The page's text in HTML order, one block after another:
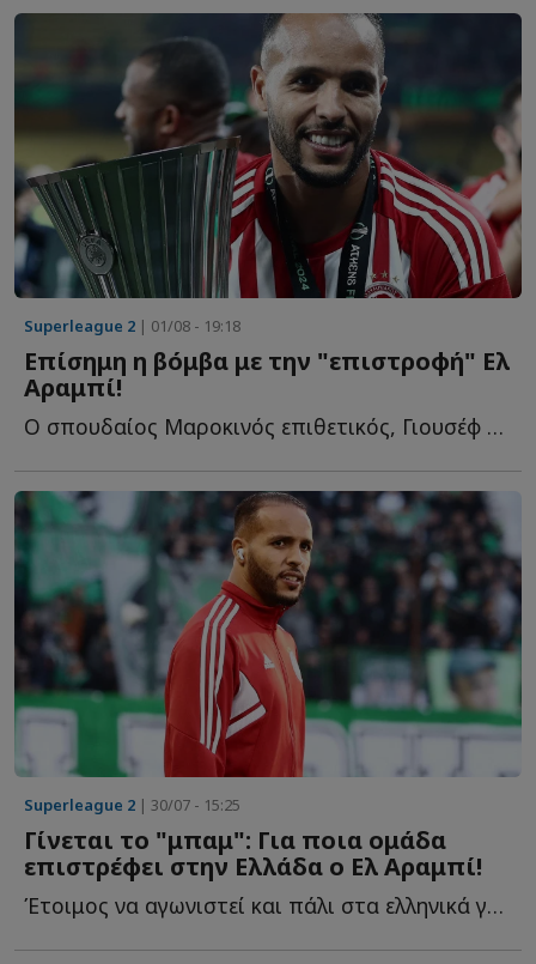
Superleague 2 | 01/08 - 19:18
Επίσημη η βόμβα με την "επιστροφή" Ελ
Αραμπί!
Ο σπουδαίος Μαροκινός επιθετικός, Γιουσέφ Ελ Αραμπί, ε...
Superleague 2 | 30/07 - 15:25
Γίνεται το "μπαμ": Για ποια ομάδα
επιστρέφει στην Ελλάδα ο Ελ Αραμπί!
Έτοιμος να αγωνιστεί και πάλι στα ελληνικά γήπεδα ο...